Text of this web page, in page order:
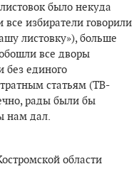
было некуда
избиратели говорили
листовку»), больше
все дворы
без единого
статьям (ТВ-
рады были бы
нам дал.
области